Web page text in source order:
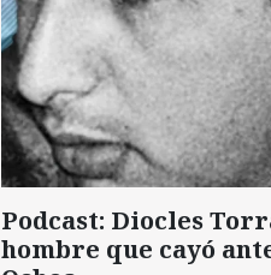
Podcast: Diocles
hombre que cayó